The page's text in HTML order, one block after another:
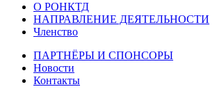
О РОНКТД
НАПРАВЛЕНИЕ ДЕЯТЕЛЬНОСТИ
Членство
ПАРТНЁРЫ И СПОНСОРЫ
Новости
Контакты